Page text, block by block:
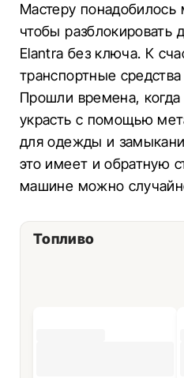
Мастеру
чтобы разблокировать
Elantra без ключа. К
транспортные
Прошли времена,
украсть с помощью
для одежды и
это имеет и обратную
машине можно
Топливо